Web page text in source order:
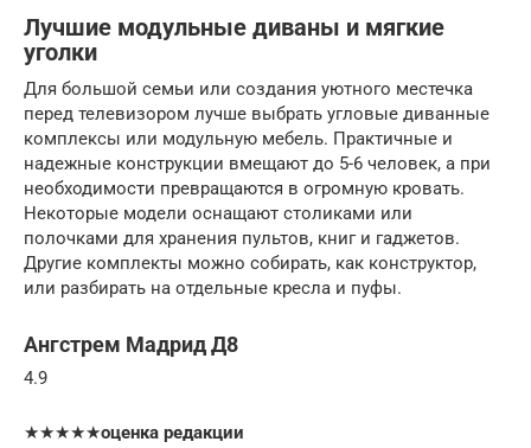
Лучшие модульные диваны и мягкие
уголки
Для большой семьи или создания уютного местечка
перед телевизором лучше выбрать угловые диванные
комплексы или модульную мебель. Практичные и
надежные конструкции вмещают до 5-6 человек, а при
необходимости превращаются в огромную кровать.
Некоторые модели оснащают столиками или
полочками для хранения пультов, книг и гаджетов.
Другие комплекты можно собирать, как конструктор,
или разбирать на отдельные кресла и пуфы.
Ангстрем Мадрид Д8
4.9
★★★★★оценка редакции